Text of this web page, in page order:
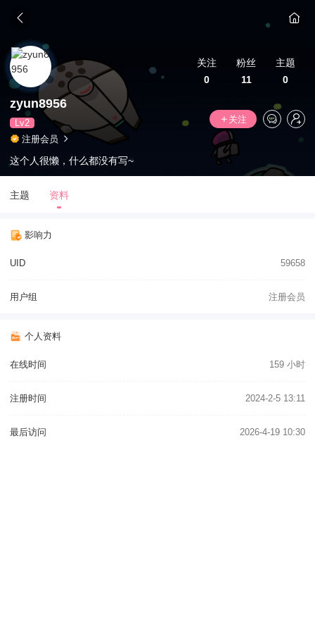
关注
0
粉丝
11
主题
0
zyun8956
Lv2
关注
注册会员
这个人很懒，什么都没有写~
主题 资料
影响力
UID 59658
用户组 注册会员
个人资料
在线时间 159 小时
注册时间 2024-2-5 13:11
最后访问 2026-4-19 10:30